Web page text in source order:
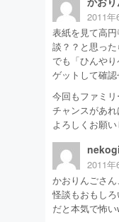
2011
表紙を見て高
談？？と思っ
でも「ひんや
ゲットして確認
今回もファミリ
チャンスがあれ
よろしくお願
nekogi
2011
かおりんごさ
怪談もおもし
だと本気で怖い